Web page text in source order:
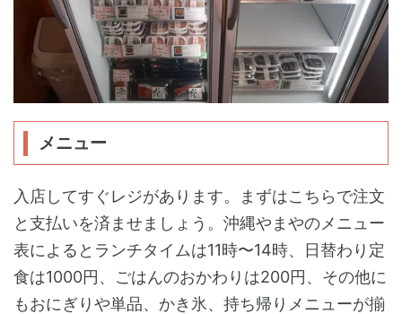
メニュー
入店してすぐレジがあります。まずはこちらで注文
と支払いを済ませましょう。沖縄やまやのメニュー
表によるとランチタイムは11時〜14時、日替わり定
食は1000円、ごはんのおかわりは200円、その他に
もおにぎりや単品、かき氷、持ち帰りメニューが揃